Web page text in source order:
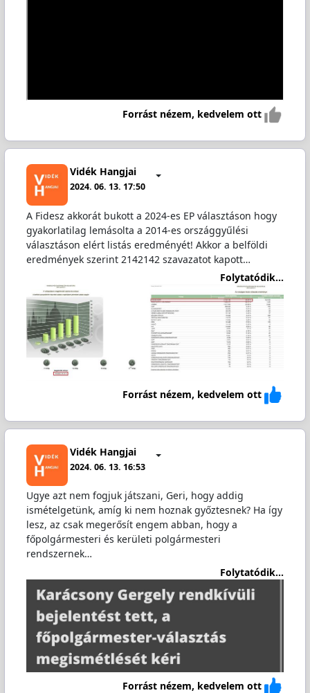
Forrást nézem, kedvelem ott
Vidék Hangjai
2024. 06. 13. 17:50
A Fidesz akkorát bukott a 2024-es EP választáson hogy
gyakorlatilag lemásolta a 2014-es országgyűlési
választáson elért listás eredményét! Akkor a belföldi
eredmények szerint 2142142 szavazatot kapott…
Folytatódik...
Forrást nézem, kedvelem ott
Vidék Hangjai
2024. 06. 13. 16:53
Ugye azt nem fogjuk játszani, Geri, hogy addig
ismételgetünk, amíg ki nem hoznak győztesnek? Ha így
lesz, az csak megerősít engem abban, hogy a
főpolgármesteri és kerületi polgármesteri
rendszernek…
Folytatódik...
Forrást nézem, kedvelem ott